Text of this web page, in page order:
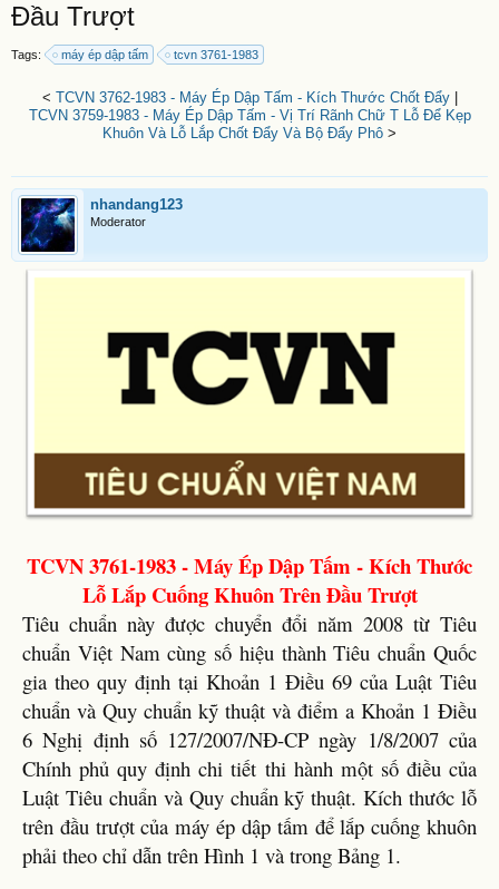
Đầu Trượt
Tags: máy ép dập tấm tcvn 3761-1983
< TCVN 3762-1983 - Máy Ép Dập Tấm - Kích Thước Chốt Đẩy|
TCVN 3759-1983 - Máy Ép Dập Tấm - Vị Trí Rãnh Chữ T Lỗ Để Kẹp
Khuôn Và Lỗ Lắp Chốt Đẩy Và Bộ Đẩy Phô >
nhandang123
Moderator
TCVN 3761-1983 - Máy Ép Dập Tấm - Kích Thước
Lỗ Lắp Cuống Khuôn Trên Đầu Trượt
Tiêu chuẩn này được chuyển đổi năm 2008 từ Tiêu
chuẩn Việt Nam cùng số hiệu thành Tiêu chuẩn Quốc
gia theo quy định tại Khoản 1 Điều 69 của Luật Tiêu
chuẩn và Quy chuẩn kỹ thuật và điểm a Khoản 1 Điều
6 Nghị định số 127/2007/NĐ-CP ngày 1/8/2007 của
Chính phủ quy định chi tiết thi hành một số điều của
Luật Tiêu chuẩn và Quy chuẩn kỹ thuật. Kích thước lỗ
trên đầu trượt của máy ép dập tấm để lắp cuống khuôn
phải theo chỉ dẫn trên Hình 1 và trong Bảng 1.